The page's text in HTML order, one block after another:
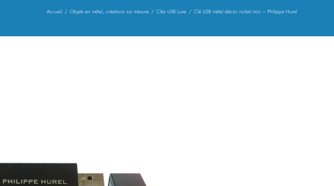
Accueil Objets en métal, créations sur mesure Clés USB Luxe Clé USB métal décor nickel noir – Philippe Hurel